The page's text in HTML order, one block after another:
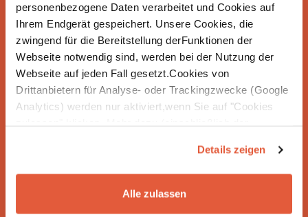
personenbezogene Daten verarbeitet und Cookies auf
Ihrem Endgerät gespeichert. Unsere Cookies, die
zwingend für die Bereitstellung derFunktionen der
Webseite notwendig sind, werden bei der Nutzung der
Webseite auf jeden Fall gesetzt.Cookies von
Drittanbietern für Analyse- oder Trackingzwecke (Google
Analytics) werden nur aktiviert,wenn Sie auf "Cookies
Datenschutzerklärung—
Impressum.
Details zeigen
Alle zulassen
We create impact – We have been supporting
companies on the path to greater sustainability
and climate protection for 15 years. Together with
you, we develop strategies that enable you to